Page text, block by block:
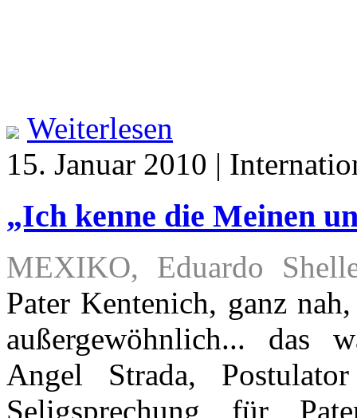
Weiterlesen
15. Januar 2010 |
„Ich kenne die Meinen
MEXIKO, Eduardo
Pater Kentenich, ganz
außergewöhnlich... das
Angel Strada,
Seligsprechung für